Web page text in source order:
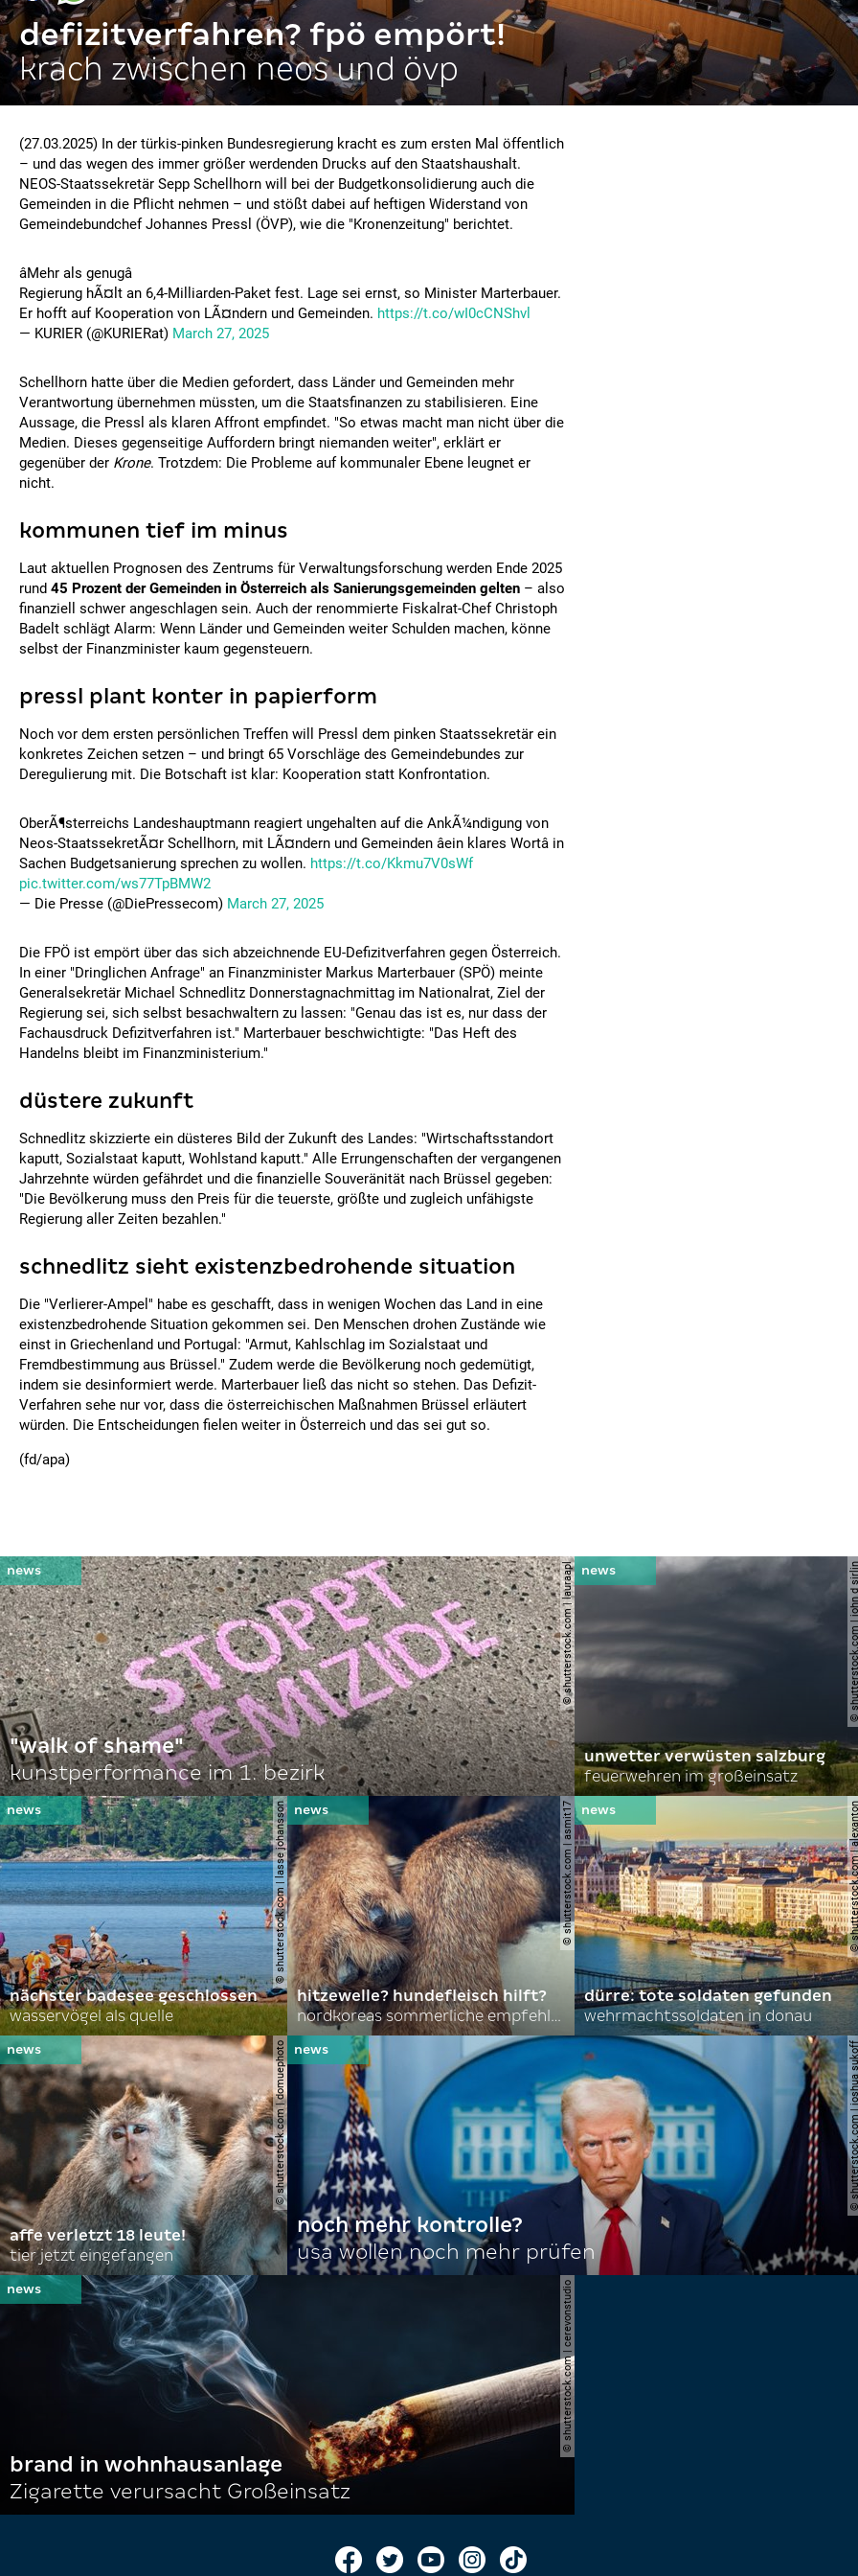
defizitverfahren? fpö empört!
krach zwischen neos und övp
(27.03.2025) In der türkis-pinken Bundesregierung kracht es zum ersten Mal öffentlich
– und das wegen des immer größer werdenden Drucks auf den Staatshaushalt.
NEOS-Staatssekretär Sepp Schellhorn will bei der Budgetkonsolidierung auch die
Gemeinden in die Pflicht nehmen – und stößt dabei auf heftigen Widerstand von
Gemeindebundchef Johannes Pressl (ÖVP), wie die "Kronenzeitung" berichtet.
âMehr als genugâ
Regierung hÃ¤lt an 6,4-Milliarden-Paket fest. Lage sei ernst, so Minister Marterbauer.
Er hofft auf Kooperation von LÃ¤ndern und Gemeinden. https://t.co/wI0cCNShvl
— KURIER (@KURIERat) March 27, 2025
Schellhorn hatte über die Medien gefordert, dass Länder und Gemeinden mehr
Verantwortung übernehmen müssten, um die Staatsfinanzen zu stabilisieren. Eine
Aussage, die Pressl als klaren Affront empfindet. "So etwas macht man nicht über die
Medien. Dieses gegenseitige Auffordern bringt niemanden weiter", erklärt er
gegenüber der Krone. Trotzdem: Die Probleme auf kommunaler Ebene leugnet er
nicht.
kommunen tief im minus
Laut aktuellen Prognosen des Zentrums für Verwaltungsforschung werden Ende 2025
rund 45 Prozent der Gemeinden in Österreich als Sanierungsgemeinden gelten – also
finanziell schwer angeschlagen sein. Auch der renommierte Fiskalrat-Chef Christoph
Badelt schlägt Alarm: Wenn Länder und Gemeinden weiter Schulden machen, könne
selbst der Finanzminister kaum gegensteuern.
pressl plant konter in papierform
Noch vor dem ersten persönlichen Treffen will Pressl dem pinken Staatssekretär ein
konkretes Zeichen setzen – und bringt 65 Vorschläge des Gemeindebundes zur
Deregulierung mit. Die Botschaft ist klar: Kooperation statt Konfrontation.
OberÃ¶sterreichs Landeshauptmann reagiert ungehalten auf die AnkÃ¼ndigung von
Neos-StaatssekretÃ¤r Schellhorn, mit LÃ¤ndern und Gemeinden âein klares Wortâ in
Sachen Budgetsanierung sprechen zu wollen. https://t.co/Kkmu7V0sWf
pic.twitter.com/ws77TpBMW2
— Die Presse (@DiePressecom) March 27, 2025
Die FPÖ ist empört über das sich abzeichnende EU-Defizitverfahren gegen Österreich.
In einer "Dringlichen Anfrage" an Finanzminister Markus Marterbauer (SPÖ) meinte
Generalsekretär Michael Schnedlitz Donnerstagnachmittag im Nationalrat, Ziel der
Regierung sei, sich selbst besachwaltern zu lassen: "Genau das ist es, nur dass der
Fachausdruck Defizitverfahren ist." Marterbauer beschwichtigte: "Das Heft des
Handelns bleibt im Finanzministerium."
düstere zukunft
Schnedlitz skizzierte ein düsteres Bild der Zukunft des Landes: "Wirtschaftsstandort
kaputt, Sozialstaat kaputt, Wohlstand kaputt." Alle Errungenschaften der vergangenen
Jahrzehnte würden gefährdet und die finanzielle Souveränität nach Brüssel gegeben:
"Die Bevölkerung muss den Preis für die teuerste, größte und zugleich unfähigste
Regierung aller Zeiten bezahlen."
schnedlitz sieht existenzbedrohende situation
Die "Verlierer-Ampel" habe es geschafft, dass in wenigen Wochen das Land in eine
existenzbedrohende Situation gekommen sei. Den Menschen drohen Zustände wie
einst in Griechenland und Portugal: "Armut, Kahlschlag im Sozialstaat und
Fremdbestimmung aus Brüssel." Zudem werde die Bevölkerung noch gedemütigt,
indem sie desinformiert werde. Marterbauer ließ das nicht so stehen. Das Defizit-
Verfahren sehe nur vor, dass die österreichischen Maßnahmen Brüssel erläutert
würden. Die Entscheidungen fielen weiter in Österreich und das sei gut so.
(fd/apa)
© shutterstock.com | lauraapl
"walk of shame"
kunstperformance im 1. bezirk
©
unwetter verwüsten salzburg
feuerwehren im großeinsatz
© shutterstock.com | lasse johansson
nächster badesee geschlossen
wasservögel als quelle
© shutterstock.com | asmit17
hitzewelle? hundefleisch hilft?
nordkoreas sommerliche empfehlungen
©
dürre: tote soldaten gefunden
wehrmachtssoldaten in donau
© shutterstock.com | domuephoto
affe verletzt 18 leute!
tier jetzt eingefangen
©
noch mehr kontrolle?
usa wollen noch mehr prüfen
© shutterstock.com | cerevonstudio
brand in wohnhausanlage
Zigarette verursacht Großeinsatz